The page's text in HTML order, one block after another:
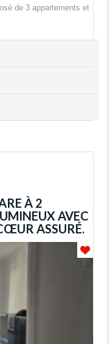
de 3 appartements et
À 2
AVEC
ASSURÉ.